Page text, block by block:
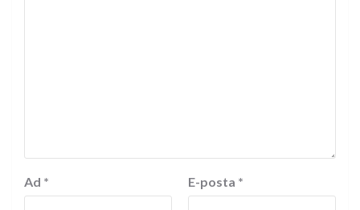
Ad * E-posta *